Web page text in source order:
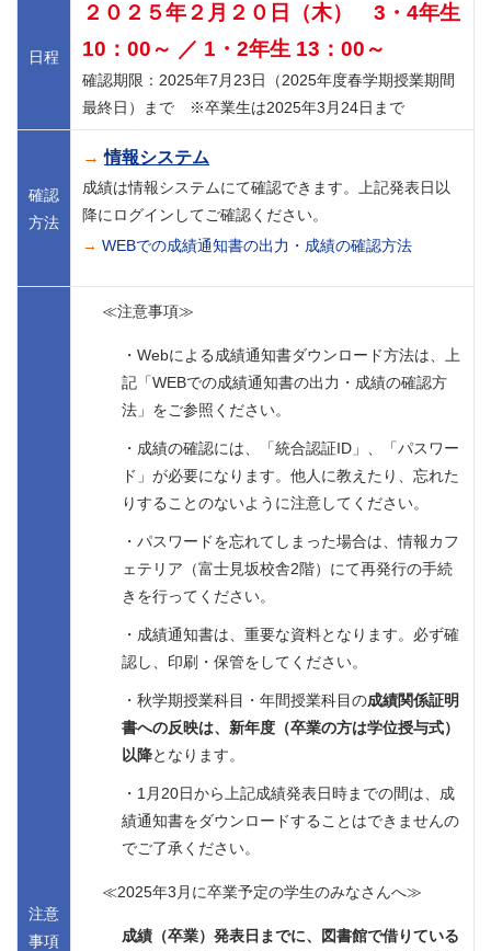
日程
２０２５年２月２０日（木） 3・4年生
10：00～ ／ 1・2年生 13：00～
確認期限：2025年7月23日（2025年度春学期授業期間
最終日）まで ※卒業生は2025年3月24日まで
確認
方法
→情報システム
成績は情報システムにて確認できます。上記発表日以
降にログインしてご確認ください。
→ WEBでの成績通知書の出力・成績の確認方法
注意
事項
≪注意事項≫
・Webによる成績通知書ダウンロード方法は、上
記「WEBでの成績通知書の出力・成績の確認方
法」をご参照ください。
・成績の確認には、「統合認証ID」、「パスワー
ド」が必要になります。他人に教えたり、忘れた
りすることのないように注意してください。
・パスワードを忘れてしまった場合は、情報カフ
ェテリア（富士見坂校舎2階）にて再発行の手続
きを行ってください。
・成績通知書は、重要な資料となります。必ず確
認し、印刷・保管をしてください。
・秋学期授業科目・年間授業科目の成績関係証明
書への反映は、新年度（卒業の方は学位授与式）
以降となります。
・1月20日から上記成績発表日時までの間は、成
績通知書をダウンロードすることはできませんの
でご了承ください。
≪2025年3月に卒業予定の学生のみなさんへ≫
成績（卒業）発表日までに、図書館で借りている